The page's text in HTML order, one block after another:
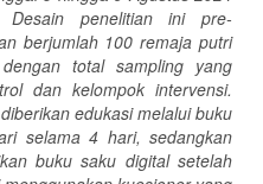
Desain penelitian ini pre-
berjumlah 100 remaja putri
total sampling yang
dan kelompok intervensi.
edukasi melalui buku
selama 4 hari, sedangkan
buku saku digital setelah